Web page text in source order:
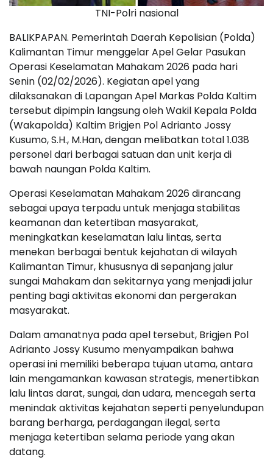
TNI-Polri nasional
BALIKPAPAN. Pemerintah Daerah Kepolisian (Polda)
Kalimantan Timur menggelar Apel Gelar Pasukan
Operasi Keselamatan Mahakam 2026 pada hari
Senin (02/02/2026). Kegiatan apel yang
dilaksanakan di Lapangan Apel Markas Polda Kaltim
tersebut dipimpin langsung oleh Wakil Kepala Polda
(Wakapolda) Kaltim Brigjen Pol Adrianto Jossy
Kusumo, S.H., M.Han, dengan melibatkan total 1.038
personel dari berbagai satuan dan unit kerja di
bawah naungan Polda Kaltim.
Operasi Keselamatan Mahakam 2026 dirancang
sebagai upaya terpadu untuk menjaga stabilitas
keamanan dan ketertiban masyarakat,
meningkatkan keselamatan lalu lintas, serta
menekan berbagai bentuk kejahatan di wilayah
Kalimantan Timur, khususnya di sepanjang jalur
sungai Mahakam dan sekitarnya yang menjadi jalur
penting bagi aktivitas ekonomi dan pergerakan
masyarakat.
Dalam amanatnya pada apel tersebut, Brigjen Pol
Adrianto Jossy Kusumo menyampaikan bahwa
operasi ini memiliki beberapa tujuan utama, antara
lain mengamankan kawasan strategis, menertibkan
lalu lintas darat, sungai, dan udara, mencegah serta
menindak aktivitas kejahatan seperti penyelundupan
barang berharga, perdagangan ilegal, serta
menjaga ketertiban selama periode yang akan
datang.